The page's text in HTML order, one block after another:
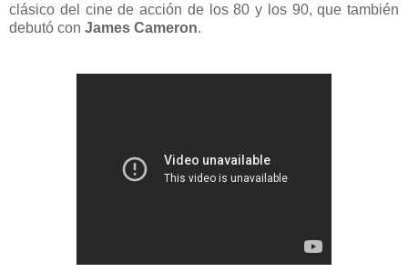
clásico del cine de acción de los 80 y los 90, que también
debutó con James Cameron.